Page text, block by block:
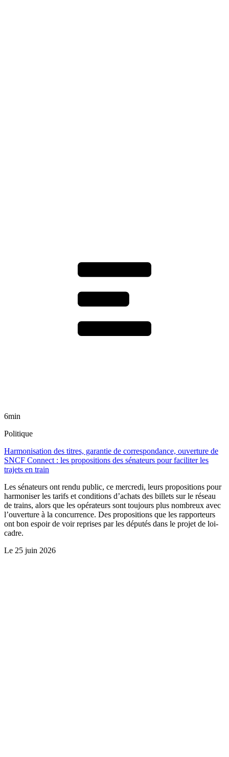
6min
Politique
Harmonisation des titres, garantie de correspondance, ouverture de
SNCF Connect : les propositions des sénateurs pour faciliter les
trajets en train
Les sénateurs ont rendu public, ce mercredi, leurs propositions pour
harmoniser les tarifs et conditions d’achats des billets sur le réseau
de trains, alors que les opérateurs sont toujours plus nombreux avec
l’ouverture à la concurrence. Des propositions que les rapporteurs
ont bon espoir de voir reprises par les députés dans le projet de loi-
cadre.
Le 25 juin 2026